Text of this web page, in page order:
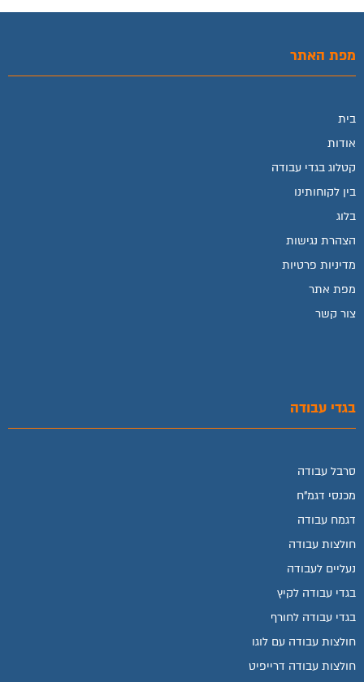
מפת האתר
בית
אודות
קטלוג בגדי עבודה
בין לקוחותינו
בלוג
הצהרת נגישות
מדיניות פרטיות
מפת אתר
צור קשר
בגדי עבודה
סרבל עבודה
מכנסי דגמ"ח
דגמח עבודה
חולצות עבודה
נעליים לעבודה
בגדי עבודה לקיץ
בגדי עבודה לחורף
חולצות עבודה עם לוגו
חולצות עבודה דרייפיט